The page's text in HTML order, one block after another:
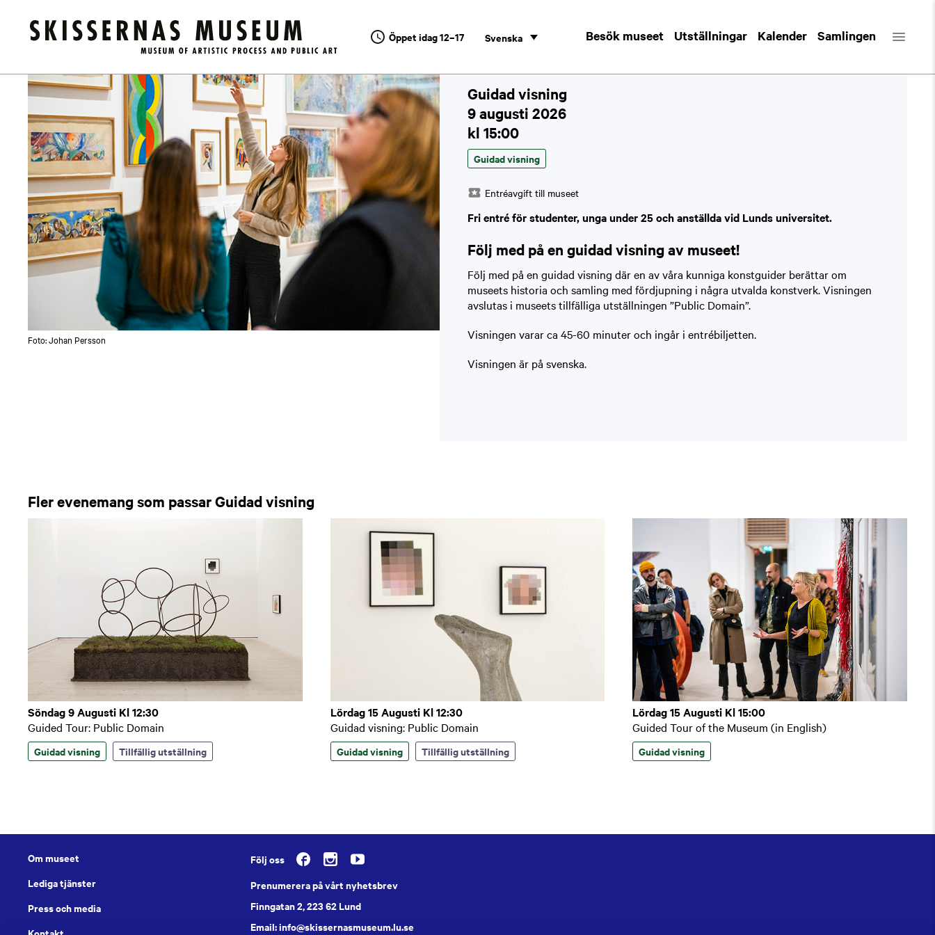
Öppet idag 12–17 Svenska Besök museet Utställningar Kalender Samlingen
Kalender / Guidad visning
Foto: Johan Persson
Guidad visning
9 augusti 2026
kl 15:00
Guidad visning
Entréavgift till museet
Fri entré för studenter, unga under 25 och anställda vid Lunds universitet.
Följ med på en guidad visning av museet!
Följ med på en guidad visning där en av våra kunniga konstguider berättar om
museets historia och samling med fördjupning i några utvalda konstverk. Visningen
avslutas i museets tillfälliga utställningen ”Public Domain”.
Visningen varar ca 45-60 minuter och ingår i entrébiljetten.
Visningen är på svenska.
Fler evenemang som passar Guidad visning
Söndag 9 Augusti Kl 12:30
Guided Tour: Public Domain
Guidad visning Tillfällig utställning
Lördag 15 Augusti Kl 12:30
Guidad visning: Public Domain
Guidad visning Tillfällig utställning
Lördag 15 Augusti Kl 15:00
Guided Tour of the Museum (in English)
Guidad visning
Om museet
Lediga tjänster
Press och media
Följ oss
Prenumerera på vårt nyhetsbrev
Finngatan 2, 223 62 Lund
Email: info@skissernasmuseum.lu.se